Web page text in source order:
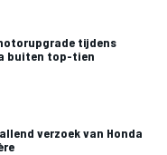
tijdens
buiten top-tien
verzoek van Honda